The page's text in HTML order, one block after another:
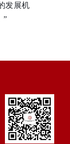
发展机
”